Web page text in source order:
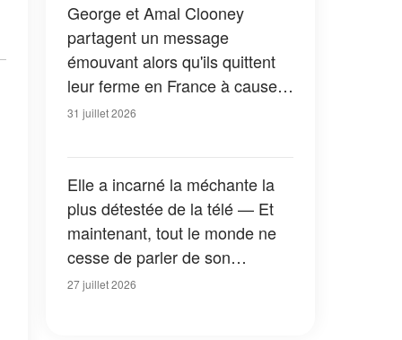
George et Amal Clooney
partagent un message
émouvant alors qu'ils quittent
leur ferme en France à cause
des feux de forêt — Tous les
31 juillet 2026
Elle a incarné la méchante la
plus détestée de la télé — Et
maintenant, tout le monde ne
cesse de parler de son
apparition dans la nouvelle
27 juillet 2026